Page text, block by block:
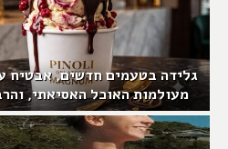
גלידה בטעמים חדשים, אבטיח
מעולמות האוכל האסיאתי,